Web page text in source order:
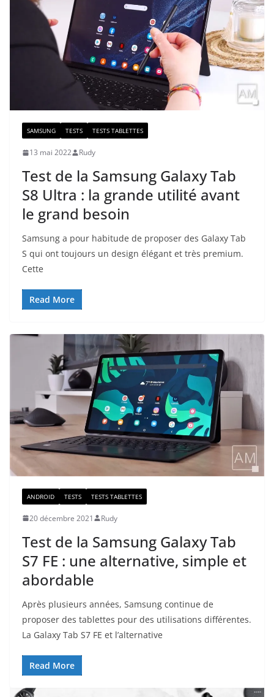
SAMSUNG TESTS TESTS TABLETTES
13 mai 2022 Rudy
Test de la Samsung Galaxy Tab
S8 Ultra : la grande utilité avant
le grand besoin
Samsung a pour habitude de proposer des Galaxy Tab
S qui ont toujours un design élégant et très premium.
Cette
Read More
ANDROID TESTS TESTS TABLETTES
20 décembre 2021 Rudy
Test de la Samsung Galaxy Tab
S7 FE : une alternative, simple et
abordable
Après plusieurs années, Samsung continue de
proposer des tablettes pour des utilisations différentes.
La Galaxy Tab S7 FE et l’alternative
Read More